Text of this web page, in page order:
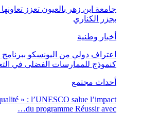
جامعة ابن زهر بالعيون تعزز
بجزر الكناري
أخبار وطنية
اعتراف دولي من اليونسكو
كنموذج للممارسات الفضلى في
أحداث مجتمع
» : l’UNESCO salue l’impact
du programme Réussir avec…